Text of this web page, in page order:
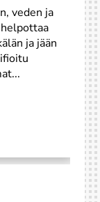
veden ja
ja jään